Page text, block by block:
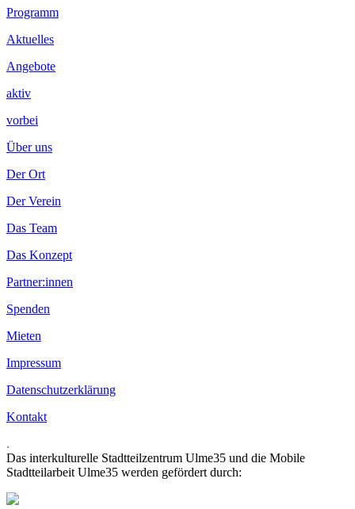
Programm
Aktuelles
Angebote
aktiv
vorbei
Über uns
Der Ort
Der Verein
Das Team
Das Konzept
Partner:innen
Spenden
Mieten
Impressum
Datenschutzerklärung
Kontakt
.
Das interkulturelle Stadtteilzentrum Ulme35 und die Mobile
Stadtteilarbeit Ulme35 werden gefördert durch: